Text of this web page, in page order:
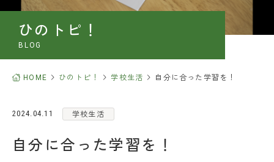
入学案内
お知らせ
ひのトピ！
中学校合格実績
各種お問い合わせ
ひのトピ！
BLOG
HOME ひのトピ！ 学校生活 自分に合った学習を！
2024.04.11 学校生活
自分に合った学習を！